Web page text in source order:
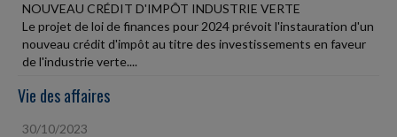
NOUVEAU CRÉDIT D'IMPÔT INDUSTRIE VERTE
Le projet de loi de finances pour 2024 prévoit l'instauration d'un
nouveau crédit d'impôt au titre des investissements en faveur
de l'industrie verte....
Vie des affaires
30/10/2023